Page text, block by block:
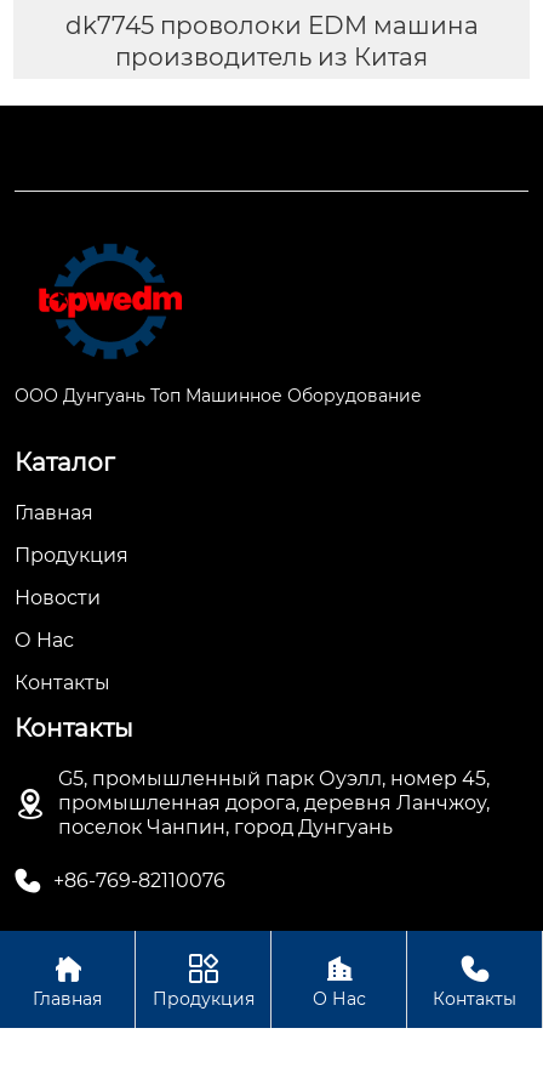
dk7745 проволоки EDM машина
производитель из Китая
ООО Дунгуань Топ Машинное Оборудование
Каталог
Главная
Продукция
Новости
О Hас
Контакты
Контакты

G5, промышленный парк Оуэлл, номер 45,
промышленная дорога, деревня Ланчжоу,
поселок Чанпин, город Дунгуань
 +86-769-82110076
Авторское право©ООО Дунгуань Топ Машинное
Оборудование

Главная

Продукция

О Нас

Контакты